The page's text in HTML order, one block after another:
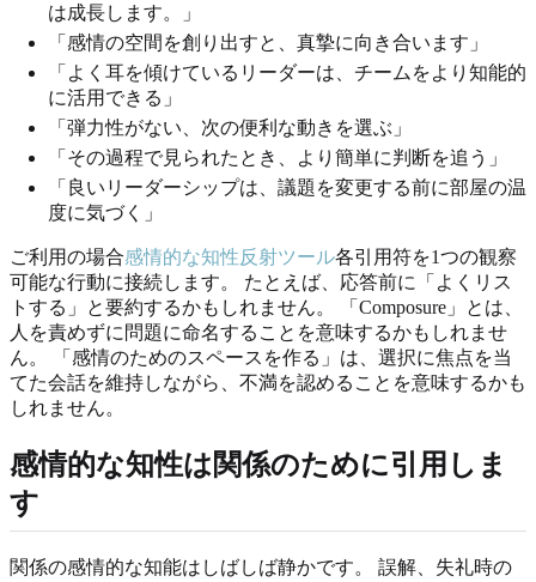
は成長します。」
「感情の空間を創り出すと、真摯に向き合います」
「よく耳を傾けているリーダーは、チームをより知能的
に活用できる」
「弾力性がない、次の便利な動きを選ぶ」
「その過程で見られたとき、より簡単に判断を追う」
「良いリーダーシップは、議題を変更する前に部屋の温
度に気づく」
ご利用の場合感情的な知性反射ツール各引用符を1つの観察
可能な行動に接続します。 たとえば、応答前に「よくリス
トする」と要約するかもしれません。 「Composure」とは、
人を責めずに問題に命名することを意味するかもしれませ
ん。 「感情のためのスペースを作る」は、選択に焦点を当
てた会話を維持しながら、不満を認めることを意味するかも
しれません。
感情的な知性は関係のために引用しま
す
関係の感情的な知能はしばしば静かです。 誤解、失礼時の